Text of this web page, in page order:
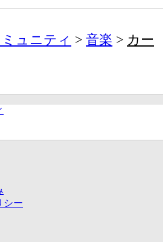
ミュニティ 音楽
カー
シー